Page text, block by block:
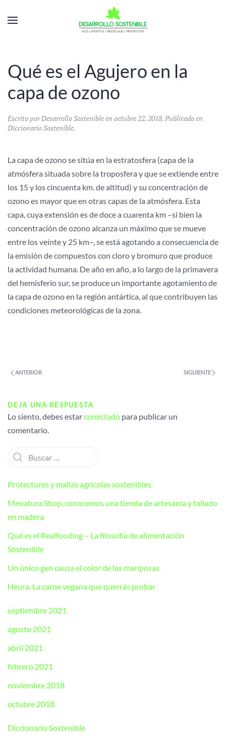
Qué es el Agujero en la
capa de ozono
Escrito porDesarrollo Sostenibleen octubre 22, 2018. Publicado en
Diccionario Sostenible.
La capa de ozono se sitúa en la estratosfera (capa de la
atmósfera situada sobre la troposfera y que se extiende entre
los 15 y los cincuenta km. de altitud) y su concentración de
ozono es mayor que en otras capas de la atmósfera. Esta
capa, cuya extensión es de doce a cuarenta km –si bien la
concentración de ozono alcanza un máximo que se mueve
entre los veinte y 25 km–, se está agotando a consecuencia de
la emisión de compuestos con cloro y bromuro que produce
la actividad humana. De año en año, a lo largo de la primavera
del hemisferio sur, se produce un importante agotamiento de
la capa de ozono en la región antártica, al que contribuyen las
condiciones meteorológicas de la zona.
ANTERIOR SIGUIENTE
DEJA UNA RESPUESTA
Lo siento, debes estarconectado para publicar un
comentario.
Protectores y mallas agrícolas sostenibles
Menatura Shop, conocemos una tienda de artesanía y tallado
en madera
Qué es el Realfooding – La filosofía de alimentación
Sostenible
Un único gen causa el color de las mariposas
Heura. La carne vegana que querrás probar
septiembre 2021
agosto 2021
abril 2021
febrero 2021
noviembre 2018
octubre 2018
Diccionario Sostenible